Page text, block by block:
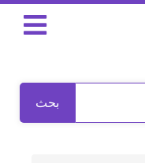
بحث